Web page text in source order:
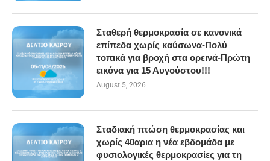
Σταθερή θερμοκρασία σε κανονικά
επίπεδα χωρίς καύσωνα-Πολύ
τοπικά για βροχή στα ορεινά-Πρώτη
εικόνα για 15 Αυγούστου!!!
August 5, 2026
Σταδιακή πτώση θερμοκρασίας και
χωρίς 40αρια η νέα εβδομάδα με
φυσιολογικές θερμοκρασίες για τη